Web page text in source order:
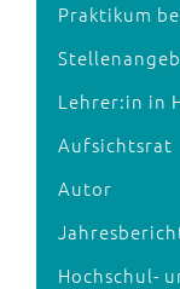
Praktikum
Lehrer:in in
Aufsichtsrat
Autor
Hochschul-